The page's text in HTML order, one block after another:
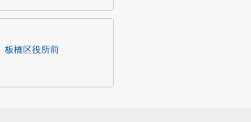
板橋区役所前